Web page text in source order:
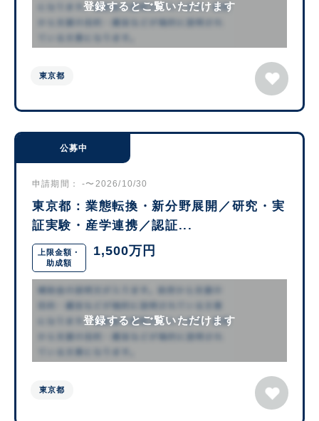
登録するとご覧いただけます
東京都
公募中
申請期間： -〜2026/10/30
東京都：業態転換・新分野展開／研究・実
証実験・産学連携／認証...
上限金額・
助成額
1,500万円
登録するとご覧いただけます
東京都